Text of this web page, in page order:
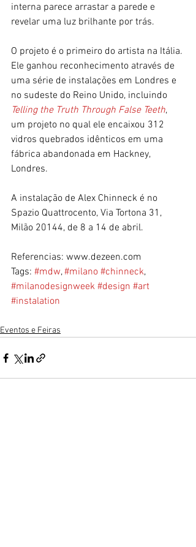
interna parece arrastar a parede e
revelar uma luz brilhante por trás.
O projeto é o primeiro do artista na Itália.
Ele ganhou reconhecimento através de
uma série de instalações em Londres e
no sudeste do Reino Unido, incluindo
Telling the Truth Through False Teeth,
um projeto no qual ele encaixou 312
vidros quebrados idênticos em uma
fábrica abandonada em Hackney,
Londres.
A instalação de Alex Chinneck é no
Spazio Quattrocento, Via Tortona 31,
Milão 20144, de 8 a 14 de abril.
Referencias: www.dezeen.com
Tags: #mdw, #milano #chinneck,
#milanodesignweek #design #art
#instalation
Eventos e Feiras